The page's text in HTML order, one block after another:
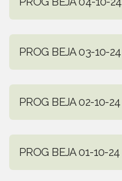
PROG BEJA 03-10-24
PROG BEJA 02-10-24
PROG BEJA 01-10-24